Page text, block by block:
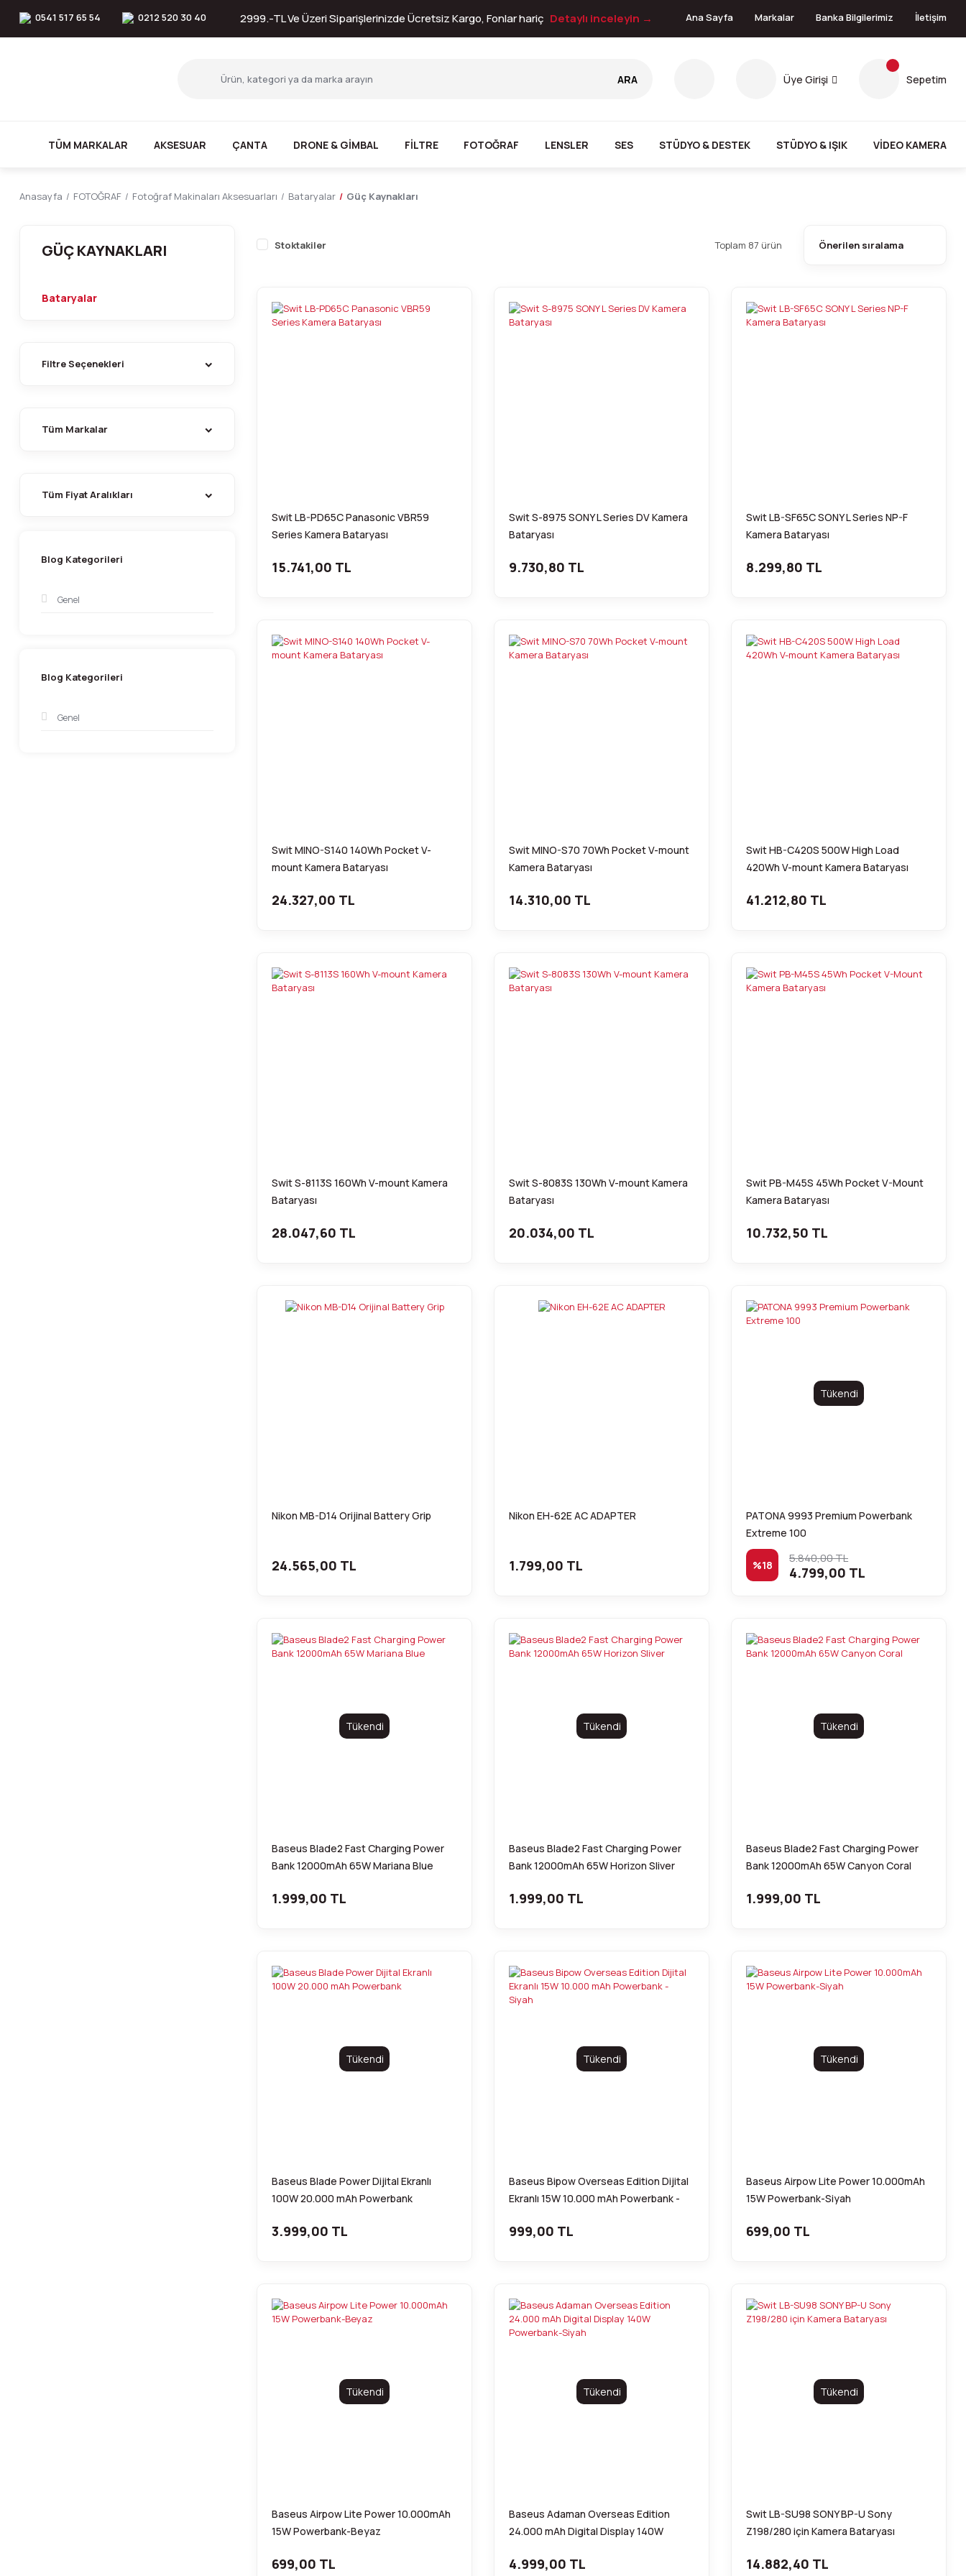
0541 517 65 54 0212 520 30 40 2999.-TL Ve Üzeri Siparişlerinizde Ücretsiz Kargo, Fonlar hariç Detaylı inceleyin → Ana Sayfa Markalar Banka Bilgilerimiz İletişim
ARA Üye Girişi Sepetim
TÜM MARKALAR AKSESUAR ÇANTA DRONE & GİMBAL FİLTRE FOTOĞRAF LENSLER SES STÜDYO & DESTEK STÜDYO & IŞIK VİDEO KAMERA
Anasayfa FOTOĞRAF Fotoğraf Makinaları Aksesuarları Bataryalar Güç Kaynakları
GÜÇ KAYNAKLARI
Bataryalar
Filtre Seçenekleri
Tüm Markalar
Tüm Fiyat Aralıkları
Blog Kategorileri
Genel
Blog Kategorileri
Genel
Stoktakiler Toplam 87 ürün
Swit LB-PD65C Panasonic VBR59
Series Kamera Bataryası
15.741,00 TL
Swit S-8975 SONY L Series DV Kamera
Bataryası
9.730,80 TL
Swit LB-SF65C SONY L Series NP-F
Kamera Bataryası
8.299,80 TL
Swit MINO-S140 140Wh Pocket V-
mount Kamera Bataryası
24.327,00 TL
Swit MINO-S70 70Wh Pocket V-mount
Kamera Bataryası
14.310,00 TL
Swit HB-C420S 500W High Load
420Wh V-mount Kamera Bataryası
41.212,80 TL
Swit S-8113S 160Wh V-mount Kamera
Bataryası
28.047,60 TL
Swit S-8083S 130Wh V-mount Kamera
Bataryası
20.034,00 TL
Swit PB-M45S 45Wh Pocket V-Mount
Kamera Bataryası
10.732,50 TL
Nikon MB-D14 Orijinal Battery Grip
24.565,00 TL
Nikon EH-62E AC ADAPTER
1.799,00 TL
Tükendi
PATONA 9993 Premium Powerbank
Extreme 100
%18 5.840,00 TL
4.799,00 TL
Tükendi
Baseus Blade2 Fast Charging Power
Bank 12000mAh 65W Mariana Blue
1.999,00 TL
Tükendi
Baseus Blade2 Fast Charging Power
Bank 12000mAh 65W Horizon Sliver
1.999,00 TL
Tükendi
Baseus Blade2 Fast Charging Power
Bank 12000mAh 65W Canyon Coral
1.999,00 TL
Tükendi
Baseus Blade Power Dijital Ekranlı
100W 20.000 mAh Powerbank
3.999,00 TL
Tükendi
Baseus Bipow Overseas Edition Dijital
Ekranlı 15W 10.000 mAh Powerbank -
999,00 TL
Tükendi
Baseus Airpow Lite Power 10.000mAh
15W Powerbank-Siyah
699,00 TL
Tükendi
Baseus Airpow Lite Power 10.000mAh
15W Powerbank-Beyaz
699,00 TL
Tükendi
Baseus Adaman Overseas Edition
24.000 mAh Digital Display 140W
4.999,00 TL
Tükendi
Swit LB-SU98 SONY BP-U Sony
Z198/280 için Kamera Bataryası
14.882,40 TL